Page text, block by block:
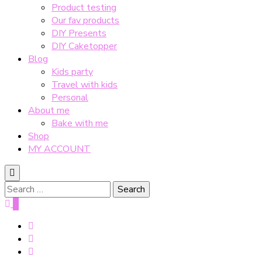
Product testing
Our fav products
DIY Presents
DIY Caketopper
Blog
Kids party
Travel with kids
Personal
About me
Bake with me
Shop
MY ACCOUNT
Search
for: